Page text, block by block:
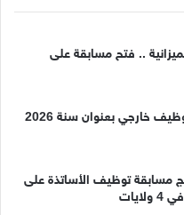
.. فتح مسابقة على
وزارة الرياضة تعلن عن فتح مسابقة توظيف خارجي بعنوان سنة 2026
مسابقة توظيف الأساتذة على